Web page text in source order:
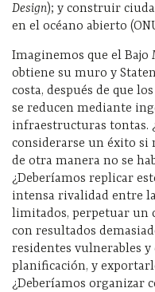
Design); y construir
en el océano abierto
Imaginemos que el
obtiene su muro y
costa, después de que
se reducen mediante
infraestructuras tontas.
considerarse un éxito si
de otra manera no se
¿Deberíamos replicar
intensa rivalidad entre
limitados, perpetuar un
con resultados
residentes vulnerables y
planificación, y
¿Deberíamos organizar